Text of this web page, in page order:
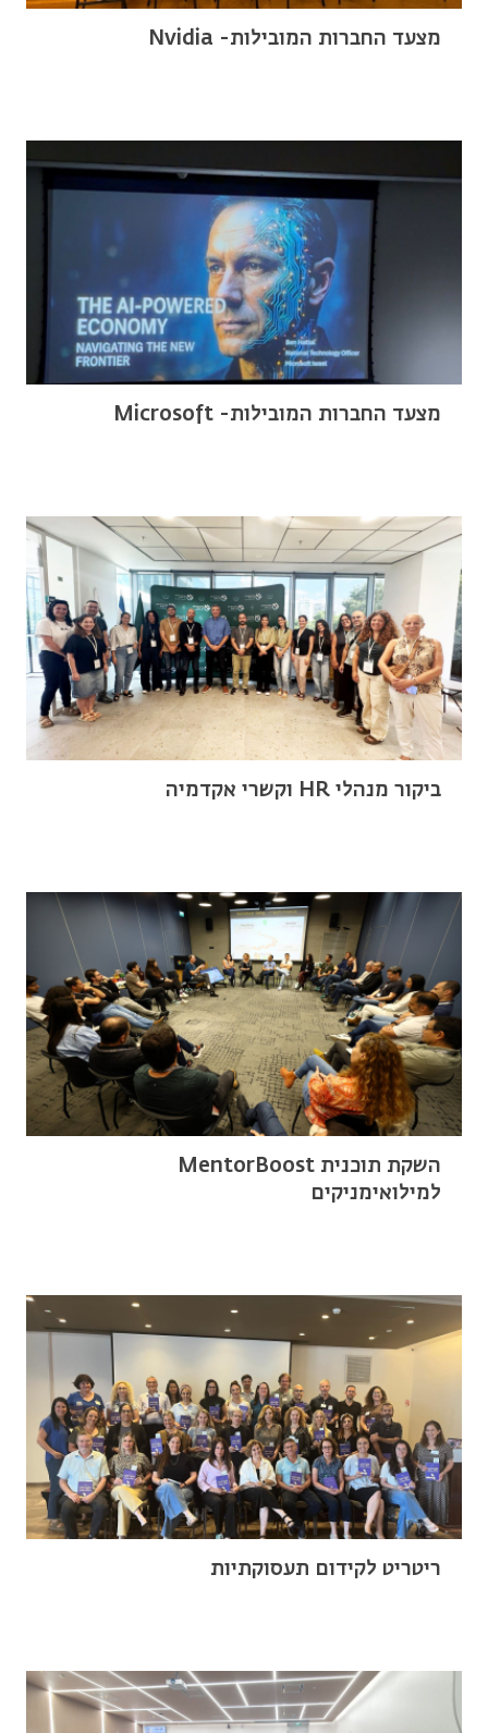
מצעד החברות המובילות- Nvidia
מצעד החברות המובילות- Microsoft
ביקור מנהלי HR וקשרי אקדמיה
השקת תוכנית MentorBoost
למילואימניקים
ריטריט לקידום תעסוקתיות